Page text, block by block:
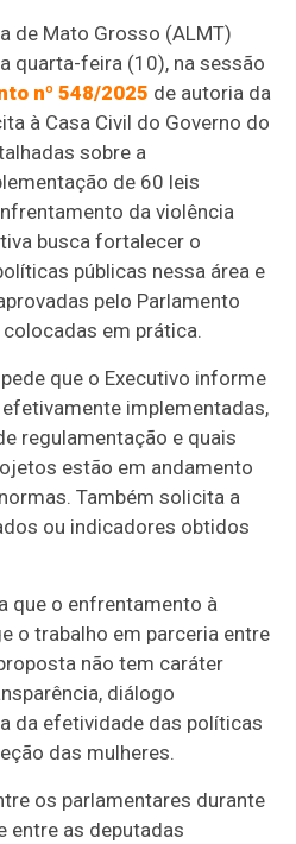
de Mato Grosso (ALMT)
quarta-feira (10), na sessão
nº 548/2025 de autoria da
à Casa Civil do Governo do
sobre a
de 60 leis
da violência
busca fortalecer o
públicas nessa área e
pelo Parlamento
em prática.
que o Executivo informe
implementadas,
regulamentação e quais
estão em andamento
Também solicita a
ou indicadores obtidos
que o enfrentamento à
o trabalho em parceria entre
não tem caráter
diálogo
da efetividade das políticas
das mulheres.
os parlamentares durante
entre as deputadas